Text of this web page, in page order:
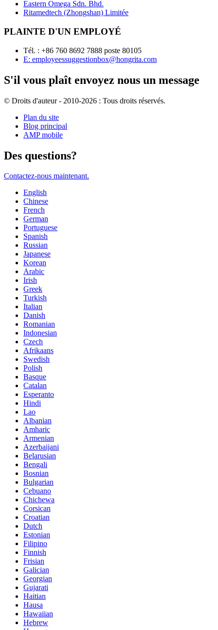
Eastern Omega Sdn. Bhd.
Ritamedtech (Zhongshan) Limitée
PLAINTE D'UN EMPLOYÉ
Tél. : +86 760 8692 7888 poste 80105
E: employeessuggestionbox@hongrita.com
S'il vous plaît envoyez nous un message
© Droits d'auteur - 2010-2026 : Tous droits réservés.
Plan du site
Blog principal
AMP mobile
Des questions?
Contactez-nous maintenant.
English
Chinese
French
German
Portuguese
Spanish
Russian
Japanese
Korean
Arabic
Irish
Greek
Turkish
Italian
Danish
Romanian
Indonesian
Czech
Afrikaans
Swedish
Polish
Basque
Catalan
Esperanto
Hindi
Lao
Albanian
Amharic
Armenian
Azerbaijani
Belarusian
Bengali
Bosnian
Bulgarian
Cebuano
Chichewa
Corsican
Croatian
Dutch
Estonian
Filipino
Finnish
Frisian
Galician
Georgian
Gujarati
Haitian
Hausa
Hawaiian
Hebrew